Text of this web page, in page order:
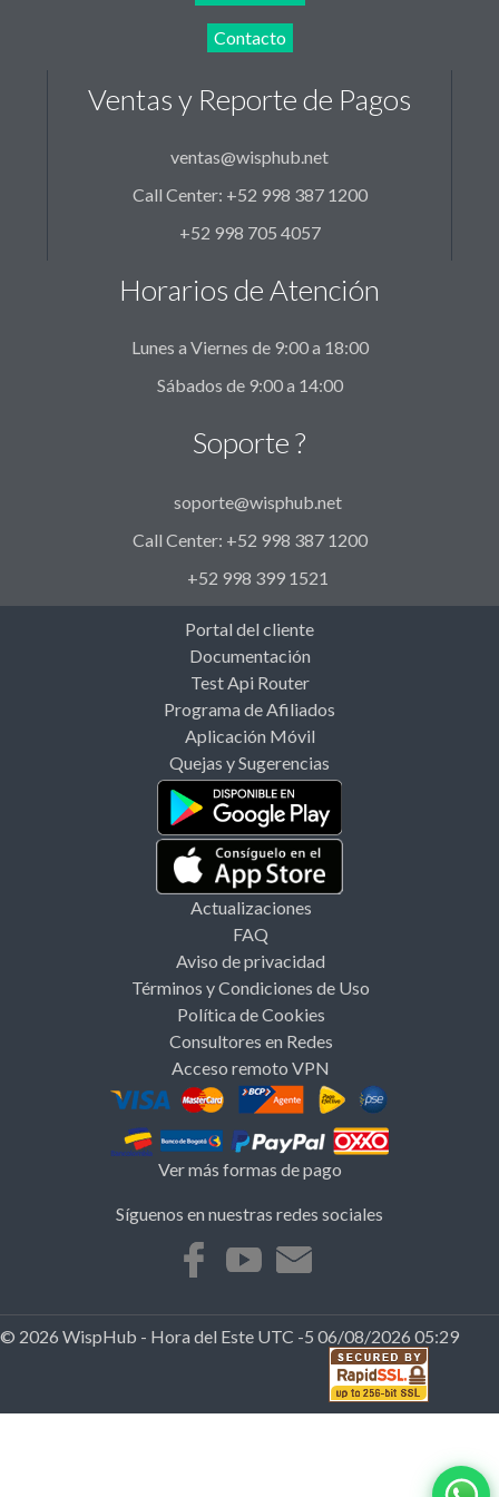
Contacto
Ventas y Reporte de Pagos
ventas@wisphub.net
Call Center: +52 998 387 1200
+52 998 705 4057
Horarios de Atención
Lunes a Viernes de 9:00 a 18:00
Sábados de 9:00 a 14:00
Soporte ?
soporte@wisphub.net
Call Center: +52 998 387 1200
+52 998 399 1521
Portal del cliente
Documentación
Test Api Router
Programa de Afiliados
Aplicación Móvil
Quejas y Sugerencias
Actualizaciones
FAQ
Aviso de privacidad
Términos y Condiciones de Uso
Política de Cookies
Consultores en Redes
Acceso remoto VPN
Ver más formas de pago
Síguenos en nuestras redes sociales
© 2026 WispHub - Hora del Este UTC -5 06/08/2026 05:29